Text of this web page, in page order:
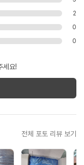
2
0
0
세요!
전체 포토 리뷰 보기